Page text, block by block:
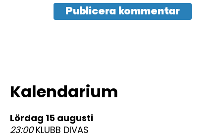
Kalendarium
lördag 15 augusti
23:00KLUBB DIVAS